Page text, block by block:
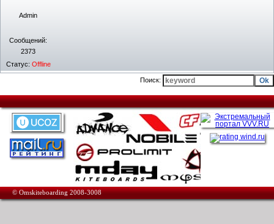
Admin
Сообщений:
2373
Статус: Offline
Поиск:
© Omskiteboarding 2008-3008